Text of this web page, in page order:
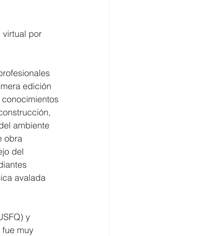
virtual por
edición
ambiente
obra
del
avalada
y
muy